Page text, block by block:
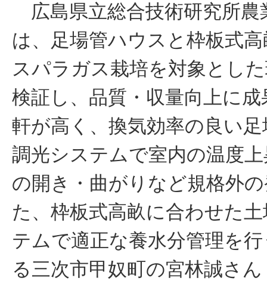
広島県立総合技術研究所農
は、足場管ハウスと枠板式
スパラガス栽培を対象とし
検証し、品質・収量向上に
軒が高く、換気効率の良い
調光システムで室内の温度
の開き・曲がりなど規格外
た、枠板式高畝に合わせた
テムで適正な養水分管理を
る三次市甲奴町の宮林誠さ